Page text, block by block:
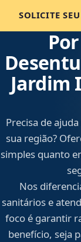
SOLICITE
Jardim
Precisa de
sua região?
simples quanto
Nos
sanitários e
foco é garantir
benefício, seja